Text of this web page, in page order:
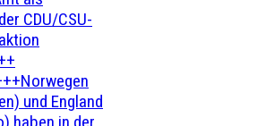
CDU/CSU-
und England